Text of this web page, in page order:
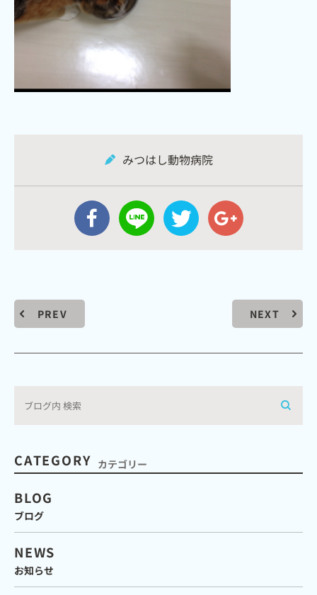
みつはし動物病院
PREV NEXT
CATEGORY カテゴリー
BLOG
ブログ
NEWS
お知らせ